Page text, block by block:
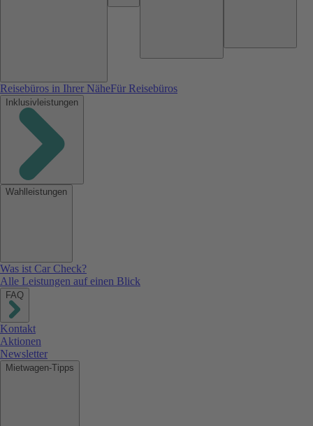
Reisebüros in Ihrer NäheFür Reisebüros
Inklusivleistungen
Wahlleistungen
Was ist Car Check?
Alle Leistungen auf einen Blick
FAQ
Kontakt
Aktionen
Newsletter
Mietwagen-Tipps